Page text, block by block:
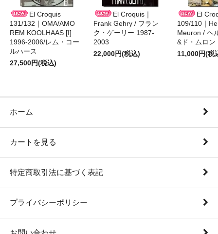
El Croquis
131/132｜OMA/AMO
REM KOOLHAAS [I]
1996-2006/レム・コー
ルハース
27,500円(税込)
El Croquis｜
Frank Gehry / フラン
ク・ゲーリー 1987-
2003
22,000円(税込)
El
109/110｜
Meuron / ヘ
&ド・ムロ
11,000円(税
ホーム
カートを見る
特定商取引法に基づく表記
プライバシーポリシー